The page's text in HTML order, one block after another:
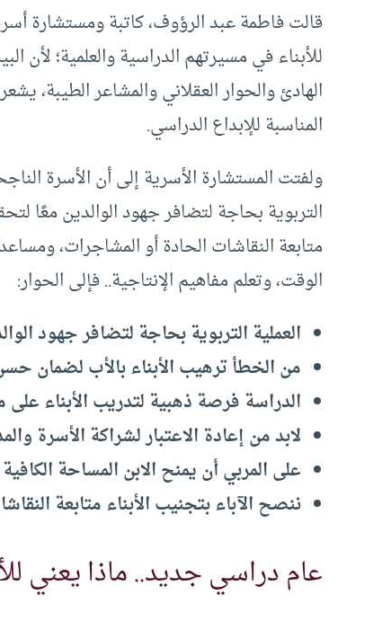
قالت فاطمة عبد الرؤوف، كاتبة ومستشارة
للأبناء في مسيرتهم الدراسية والعلمية؛ لأن
الهادئ والحوار العقلاني والمشاعر الطيبة،
المناسبة للإبداع الدراسي.
ولفتت المستشارة الأسرية إلى أن الأسرة
التربوية بحاجة لتضافر جهود الوالدين معًا
متابعة النقاشات الحادة أو المشاجرات،
الوقت، وتعلم مفاهيم الإنتاجية.. فإلى الحوار:
العملية التربوية بحاجة لتضافر جهود
من الخطأ ترهيب الأبناء بالأب لضمان
الدراسة فرصة ذهبية لتدريب الأبناء على
لابد من إعادة الاعتبار لشراكة الأسرة
على المربي أن يمنح الابن المساحة
ننصح الآباء بتجنيب الأبناء متابعة
عام دراسي جديد.. ماذا يعني